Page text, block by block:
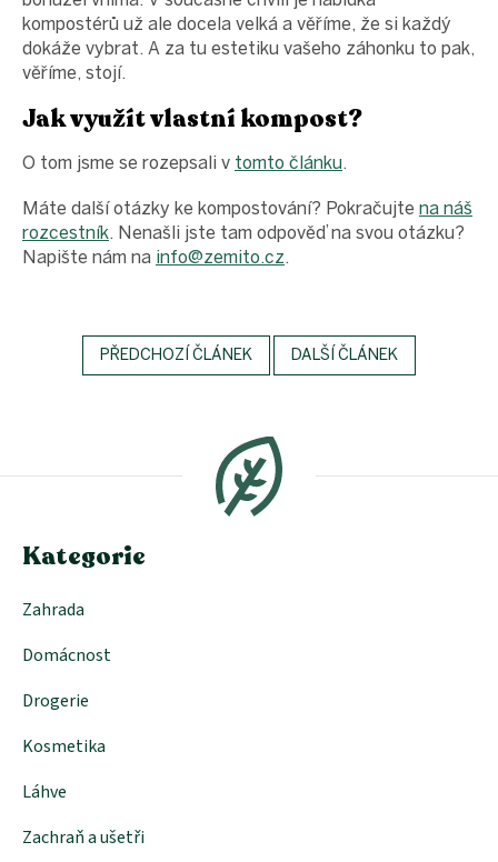
kompostérů už ale docela velká a věříme, že si každý
dokáže vybrat. A za tu estetiku vašeho záhonku to pak,
věříme, stojí.
Jak využít vlastní kompost?
O tom jsme se rozepsali v tomto článku.
Máte další otázky ke kompostování? Pokračujte na náš
rozcestník. Nenašli jste tam odpověď na svou otázku?
Napište nám na info@zemito.cz.
PŘEDCHOZÍ ČLÁNEK DALŠÍ ČLÁNEK
a
Kategorie
Zahrada
Domácnost
Drogerie
Kosmetika
Láhve
Zachraň a ušetři